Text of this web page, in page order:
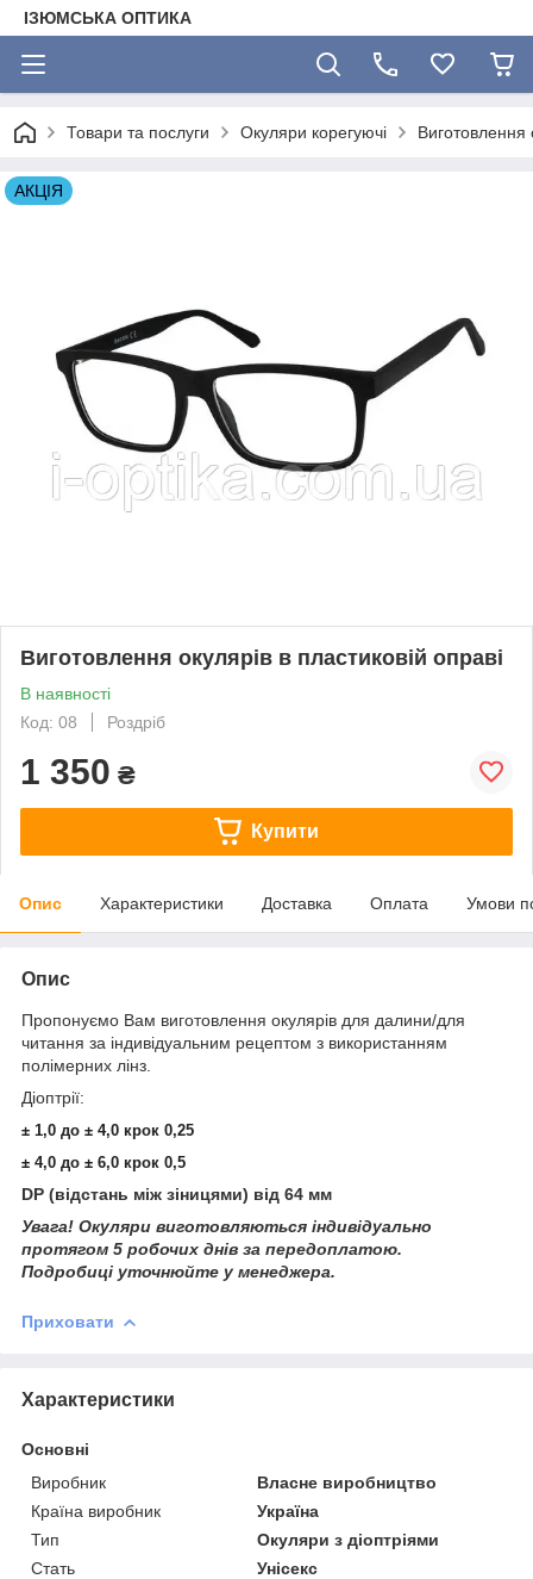
ІЗЮМСЬКА ОПТИКА
Товари та послуги Окуляри корегуючі Виготовлення
АКЦІЯ
Виготовлення окулярів в пластиковій оправі
В наявності
Код: 08
Роздріб
1 350 ₴
Купити
Опис Характеристики Доставка Оплата Умови
Опис
Пропонуємо Вам виготовлення окулярів для далини/для
читання за індивідуальним рецептом з використанням
полімерних лінз.
Діоптрії:
± 1,0 до ± 4,0 крок 0,25
± 4,0 до ± 6,0 крок 0,5
DP (відстань між зіницями) від 64 мм
Увага! Окуляри виготовляються індивідуально
протягом 5 робочих днів за передоплатою.
Подробиці уточнюйте у менеджера.
Приховати
Характеристики
Основні
Виробник
Власне виробництво
Країна виробник
Україна
Тип
Окуляри з діоптріями
Стать
Унісекс